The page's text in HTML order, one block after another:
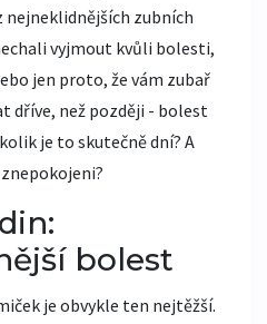
nejneklidnějších zubních
vyjmout kvůli bolesti,
jen proto, že vám zubař
dříve, než později - bolest
je to skutečně dní? A
bolest
je obvykle ten nejtěžší.